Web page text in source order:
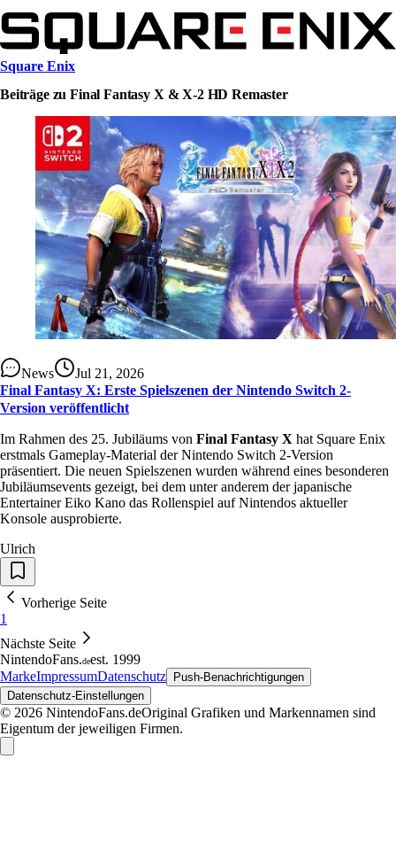
Square Enix
Beiträge zu Final Fantasy X & X-2 HD Remaster
News
Jul 21, 2026
Final Fantasy X: Erste Spielszenen der Nintendo Switch 2-
Version veröffentlicht
Im Rahmen des 25. Jubiläums von Final Fantasy X hat Square Enix
erstmals Gameplay-Material der Nintendo Switch 2-Version
präsentiert. Die neuen Spielszenen wurden während eines besonderen
Jubiläumsevents gezeigt, bei dem unter anderem der japanische
Entertainer Eiko Kano das Rollenspiel auf Nintendos aktueller
Konsole ausprobierte.
Ulrich
Vorherige Seite
1
Nächste Seite
NintendoFans.deest. 1999
MarkeImpressumDatenschutz
Push-Benachrichtigungen
Datenschutz-Einstellungen
© 2026 NintendoFans.deOriginal Grafiken und Markennamen sind
Eigentum der jeweiligen Firmen.